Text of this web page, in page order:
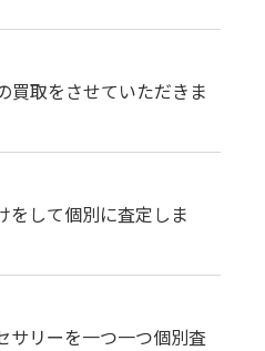
買取をさせていただきま
をして個別に査定しま
サリーを一つ一つ個別査